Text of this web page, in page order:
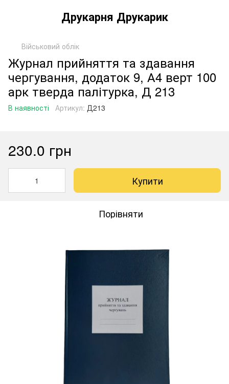
Друкарня Друкарик
Військовий облік
Журнал прийняття та здавання
чергування, додаток 9, А4 верт 100
арк тверда палітурка, Д 213
В наявності Артикул: Д213
230.0 грн
Купити
Порівняти